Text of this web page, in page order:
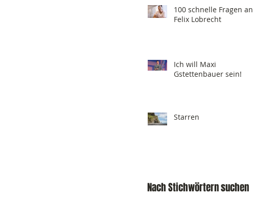
100 schnelle Fragen an
Felix Lobrecht
Ich will Maxi
Gstettenbauer sein!
Starren
Nach Stichwörtern suchen